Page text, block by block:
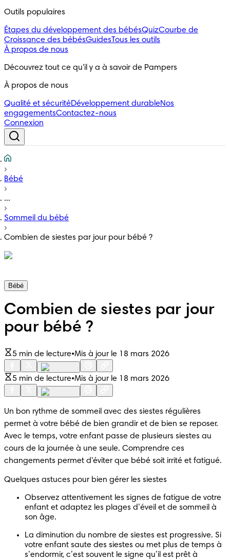
Outils populaires
Étapes du développement des bébésQuizCourbe de
Croissance des bébésGuidesTous les outils
À propos de nous
Découvrez tout ce qu'il y a à savoir de Pampers
À propos de nous
Qualité et sécuritéDéveloppement durableNos
engagementsContactez-nous
Connexion
Bébé
...
Sommeil du bébé
Combien de siestes par jour pour bébé ?
Bébé
Combien de siestes par jour
pour bébé ?
5 min de lecture•Mis à jour le 18 mars 2026
5 min de lecture•Mis à jour le 18 mars 2026
Un bon rythme de sommeil avec des siestes régulières
permet à votre bébé de bien grandir et de bien se reposer.
Avec le temps, votre enfant passe de plusieurs siestes au
cours de la journée à une seule. Comprendre ces
changements permet d'éviter que bébé soit irrité et fatigué.
Quelques astuces pour bien gérer les siestes
Observez attentivement les signes de fatigue de votre
enfant et adaptez les plages d’éveil et de sommeil à
son âge.
La diminution du nombre de siestes est progressive. Si
votre enfant saute des siestes ou met plus de temps à
s’endormir, c’est souvent le signe qu’il est prêt à